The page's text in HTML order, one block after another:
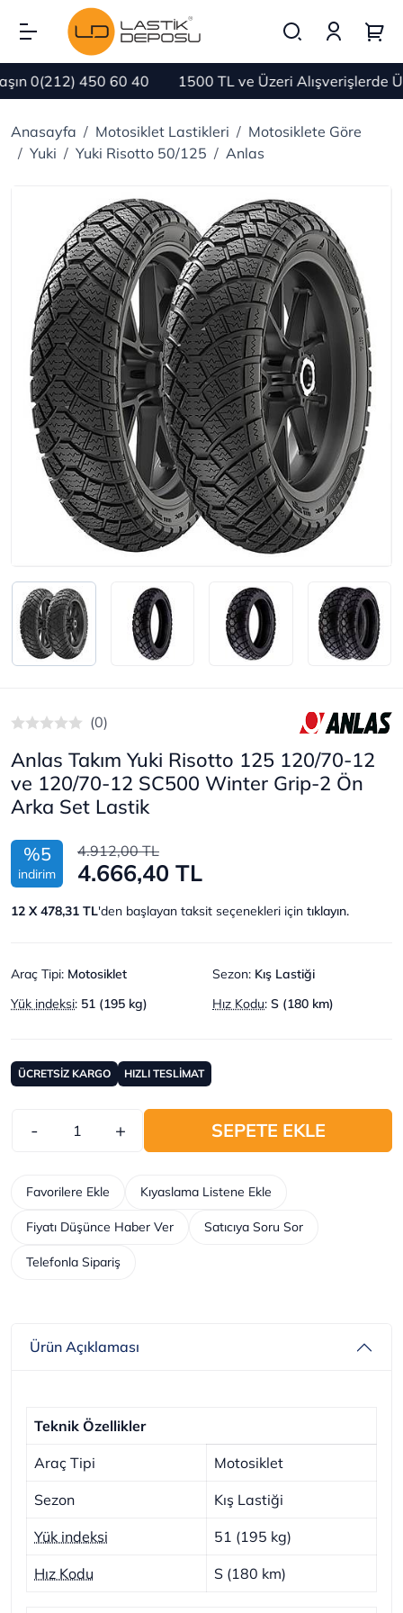
0(212) 450 60 40 1500 TL ve Üzeri Alışverişlerde
Anasayfa Motosiklet Lastikleri
Motosiklete Göre
Yuki
Yuki Risotto 50/125 Anlas
(0)
Anlas Takım Yuki Risotto 125 120/70-12
ve 120/70-12 SC500 Winter Grip-2 Ön
Arka Set Lastik
%5
indirim
4.912,00 TL
4.666,40 TL
12 X 478,31 TL'den başlayan taksit seçenekleri için tıklayın.
Araç Tipi: Motosiklet Sezon: Kış Lastiği
Yük indeksi: 51 (195 kg) Hız Kodu: S (180 km)
ÜCRETSİZ KARGO HIZLI TESLİMAT
- + SEPETE EKLE
Telefonla Sipariş
Kıyaslama Listene Ekle
Favorilere Ekle
Fiyatı Düşünce Haber Ver Satıcıya Soru Sor
Ürün Açıklaması
Teknik Özellikler
Araç Tipi Motosiklet
Sezon Kış Lastiği
Yük indeksi 51 (195 kg)
Hız Kodu S (180 km)